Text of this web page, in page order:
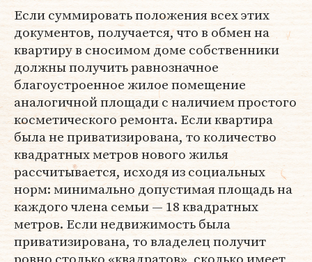
Если суммировать положения всех этих
документов, получается, что в обмен на
квартиру в сносимом доме собственники
должны получить равнозначное
благоустроенное жилое помещение
аналогичной площади с наличием простого
косметического ремонта. Если квартира
была не приватизирована, то количество
квадратных метров нового жилья
рассчитывается, исходя из социальных
норм: минимально допустимая площадь на
каждого члена семьи — 18 квадратных
метров. Если недвижимость была
приватизирована, то владелец получит